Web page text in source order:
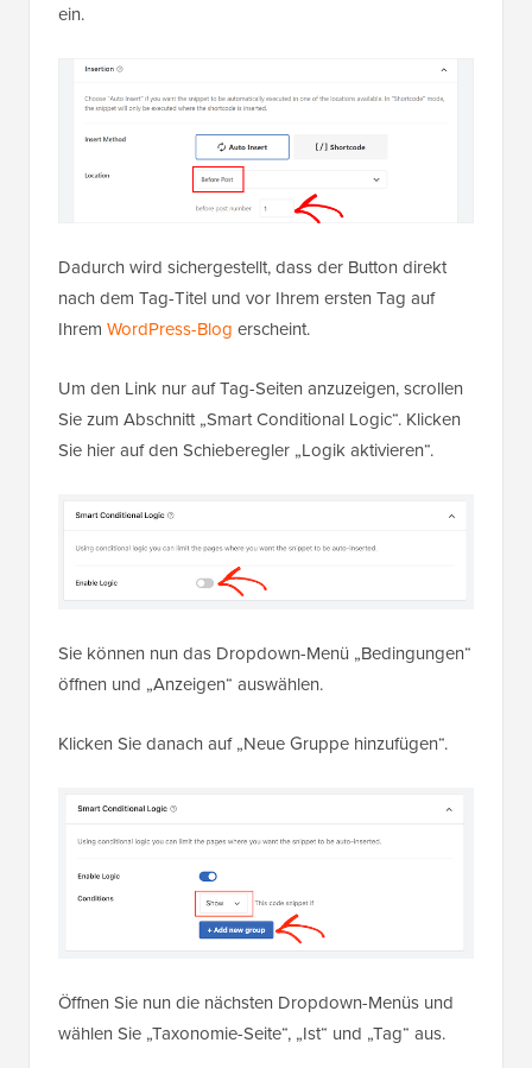
ein.
Dadurch wird sichergestellt, dass der Button direkt
nach dem Tag-Titel und vor Ihrem ersten Tag auf
Ihrem WordPress-Blog erscheint.
Um den Link nur auf Tag-Seiten anzuzeigen, scrollen
Sie zum Abschnitt „Smart Conditional Logic“. Klicken
Sie hier auf den Schieberegler „Logik aktivieren“.
Sie können nun das Dropdown-Menü „Bedingungen“
öffnen und „Anzeigen“ auswählen.
Klicken Sie danach auf „Neue Gruppe hinzufügen“.
Öffnen Sie nun die nächsten Dropdown-Menüs und
wählen Sie „Taxonomie-Seite“, „Ist“ und „Tag“ aus.